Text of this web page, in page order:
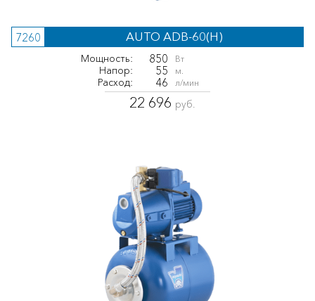
7260 AUTO ADB-60(H)
Мощность: 850 Вт
Напор: 55 м.
Расход: 46 л/мин
22 696 руб.